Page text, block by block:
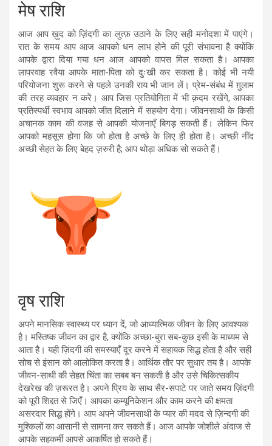
मेष राशि
आज आप ख़ुद को ज़िंदगी का लुत्फ़ उठाने के लिए सही मनोदशा में पाएंगे।
रात के समय आप आज आपको धन लाभ होने की पूरी संभावना है क्योंकि
आपके द्वारा दिया गया धन आज आपको वापस मिल सकता है। आपका
लापरवाह रवैया आपके माता-पिता को दुःखी कर सकता है। कोई भी नयी
परियोजना शुरू करने से पहले उनकी राय भी जान लें। प्रेम-संबंध में ग़ुलाम
की तरह व्यवहार न करें। आप जिस प्रतियोगिता में भी क़दम रखेंगे, आपका
प्रतिस्पर्धी स्वभाव आपको जीत दिलाने में सहयोग देगा। जीवनसाथी के किसी
अचानक काम की वजह से आपकी योजनाएँ बिगड़ सकती हैं। लेकिन फिर
आपको महसूस होगा कि जो होता है अच्छे के लिए ही होता है। अच्छी नींद
अच्छी सेहत के लिए बेहद ज़रुरी है; आप थोड़ा अधिक सो सकते हैं।
वृष राशि
अपने मानसिक स्वास्थ्य पर ध्यान दें, जो आध्यात्मिक जीवन के लिए आवश्यक
है। मस्तिष्क जीवन का द्वार है, क्योंकि अच्छा-बुरा सब-कुछ इसी के माध्यम से
आता है। यही ज़िंदगी की समस्याएँ दूर करने में सहायक सिद्ध होता है और सही
सोच से इंसान को आलोकित करता है। आर्थिक तौर पर सुधार तय है। आपके
जीवन-साथी की सेहत चिंता का सबब बन सकती है और उसे चिकित्सकीय
देखरेख की ज़रूरत है। अपने प्रिय के साथ सैर-सपाटे पर जाते समय ज़िंदगी
को पूरी शिद्दत से जिएँ। आपका कम्यूनिकेशन और काम करने की क्षमता
असरदार सिद्ध होंगे। आप अपने जीवनसाथी के प्यार की मदद से ज़िन्दगी की
मुश्किलों का आसानी से सामना कर सकते हैं। आज आपके जोशीले अंदाज से
आपके सहकर्मी आपसे आकर्षित हो सकते हैं।